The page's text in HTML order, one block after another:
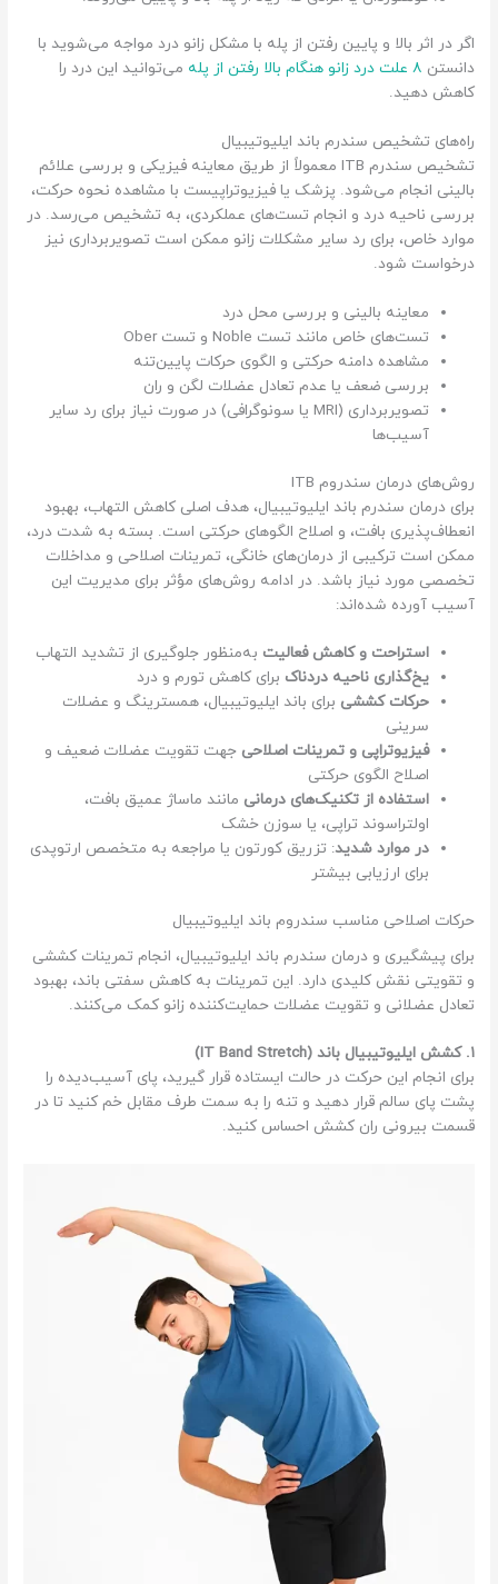
اگر در اثر بالا و پایین رفتن از پله با مشکل زانو درد مواجه می‌شوید با
دانستن ۸ علت درد زانو هنگام بالا رفتن از پله
می‌توانید این درد را
کاهش دهید.
راه‌های تشخیص سندرم باند ایلیوتیبیال
تشخیص سندرم ITB معمولاً از طریق معاینه فیزیکی و بررسی علائم
بالینی انجام می‌شود. پزشک یا فیزیوتراپیست با مشاهده نحوه حرکت،
بررسی ناحیه درد و انجام تست‌های عملکردی، به تشخیص می‌رسد. در
موارد خاص، برای رد سایر مشکلات زانو ممکن است تصویربرداری نیز
درخواست شود.
معاینه بالینی و بررسی محل درد
تست‌های خاص مانند تست Noble و تست Ober
مشاهده دامنه حرکتی و الگوی حرکات پایین‌تنه
بررسی ضعف یا عدم تعادل عضلات لگن و ران
تصویربرداری (MRI یا سونوگرافی) در صورت نیاز برای رد سایر
آسیب‌ها
روش‌های درمان سندروم ITB
برای درمان سندرم باند ایلیوتیبیال، هدف اصلی کاهش التهاب، بهبود
انعطاف‌پذیری بافت، و اصلاح الگوهای حرکتی است. بسته به شدت درد،
ممکن است ترکیبی از درمان‌های خانگی، تمرینات اصلاحی و مداخلات
تخصصی مورد نیاز باشد. در ادامه روش‌های مؤثر برای مدیریت این
آسیب آورده شده‌اند:
استراحت و کاهش فعالیت به‌منظور جلوگیری از تشدید التهاب
یخ‌گذاری ناحیه دردناک برای کاهش تورم و درد
حرکات کششی برای باند ایلیوتیبیال، همسترینگ و عضلات
سرینی
فیزیوتراپی و تمرینات اصلاحی جهت تقویت عضلات ضعیف و
اصلاح الگوی حرکتی
استفاده از تکنیک‌های درمانی مانند ماساژ عمیق بافت،
اولتراسوند تراپی، یا سوزن خشک
در موارد شدید: تزریق کورتون یا مراجعه به متخصص ارتوپدی
برای ارزیابی بیشتر
حرکات اصلاحی مناسب سندروم باند ایلیوتیبیال
برای پیشگیری و درمان سندرم باند ایلیوتیبیال، انجام تمرینات کششی
و تقویتی نقش کلیدی دارد. این تمرینات به کاهش سفتی باند، بهبود
تعادل عضلانی و تقویت عضلات حمایت‌کننده زانو کمک می‌کنند.
۱. کشش ایلیوتیبیال باند (IT Band Stretch)
برای انجام این حرکت در حالت ایستاده قرار گیرید، پای آسیب‌دیده را
پشت پای سالم قرار دهید و تنه را به سمت طرف مقابل خم کنید تا در
قسمت بیرونی ران کشش احساس کنید.